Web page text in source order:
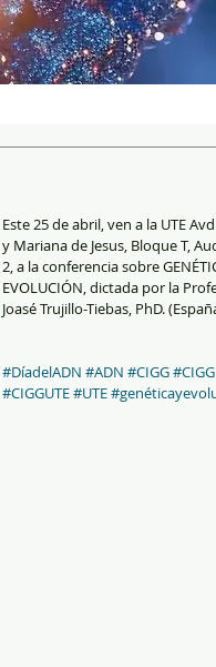
Este 25 de abril, ven a la UTE
y Mariana de Jesus, Bloque T,
2, a la conferencia sobre
EVOLUCIÓN, dictada por la
Joasé Trujillo-Tiebas, PhD.
#DíadelADN #ADN #CIGG
#CIGGUTE#UTE